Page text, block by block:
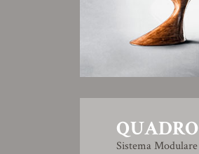
QUADRO
Sistema Modulare